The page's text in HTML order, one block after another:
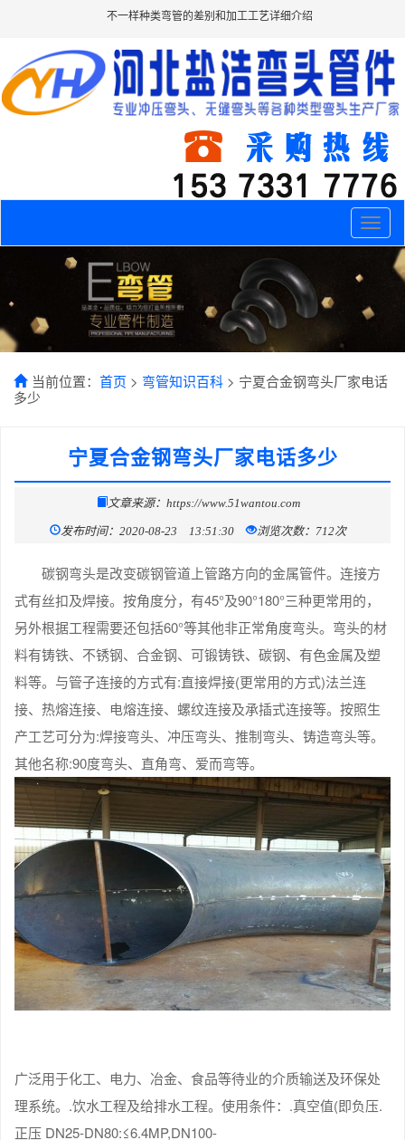
不一样种类弯管的差别和加工工艺详细介绍
Toggle
当前位置： 首页 > 弯管知识百科 > 宁夏合金钢弯头厂家电话
多少
宁夏合金钢弯头厂家电话多少
文章来源：https://www.51wantou.com
发布时间：2020-08-23 13:51:30 浏览次数：712次
碳钢弯头是改变碳钢管道上管路方向的金属管件。连接方
式有丝扣及焊接。按角度分，有45°及90°180°三种更常用的，
另外根据工程需要还包括60°等其他非正常角度弯头。弯头的材
料有铸铁、不锈钢、合金钢、可锻铸铁、碳钢、有色金属及塑
料等。与管子连接的方式有:直接焊接(更常用的方式)法兰连
接、热熔连接、电熔连接、螺纹连接及承插式连接等。按照生
产工艺可分为:焊接弯头、冲压弯头、推制弯头、铸造弯头等。
其他名称:90度弯头、直角弯、爱而弯等。
广泛用于化工、电力、冶金、食品等待业的介质输送及环保处
理系统。.饮水工程及给排水工程。使用条件：.真空值(即负压.
正压 DN25-DN80:≤6.4MP,DN100-